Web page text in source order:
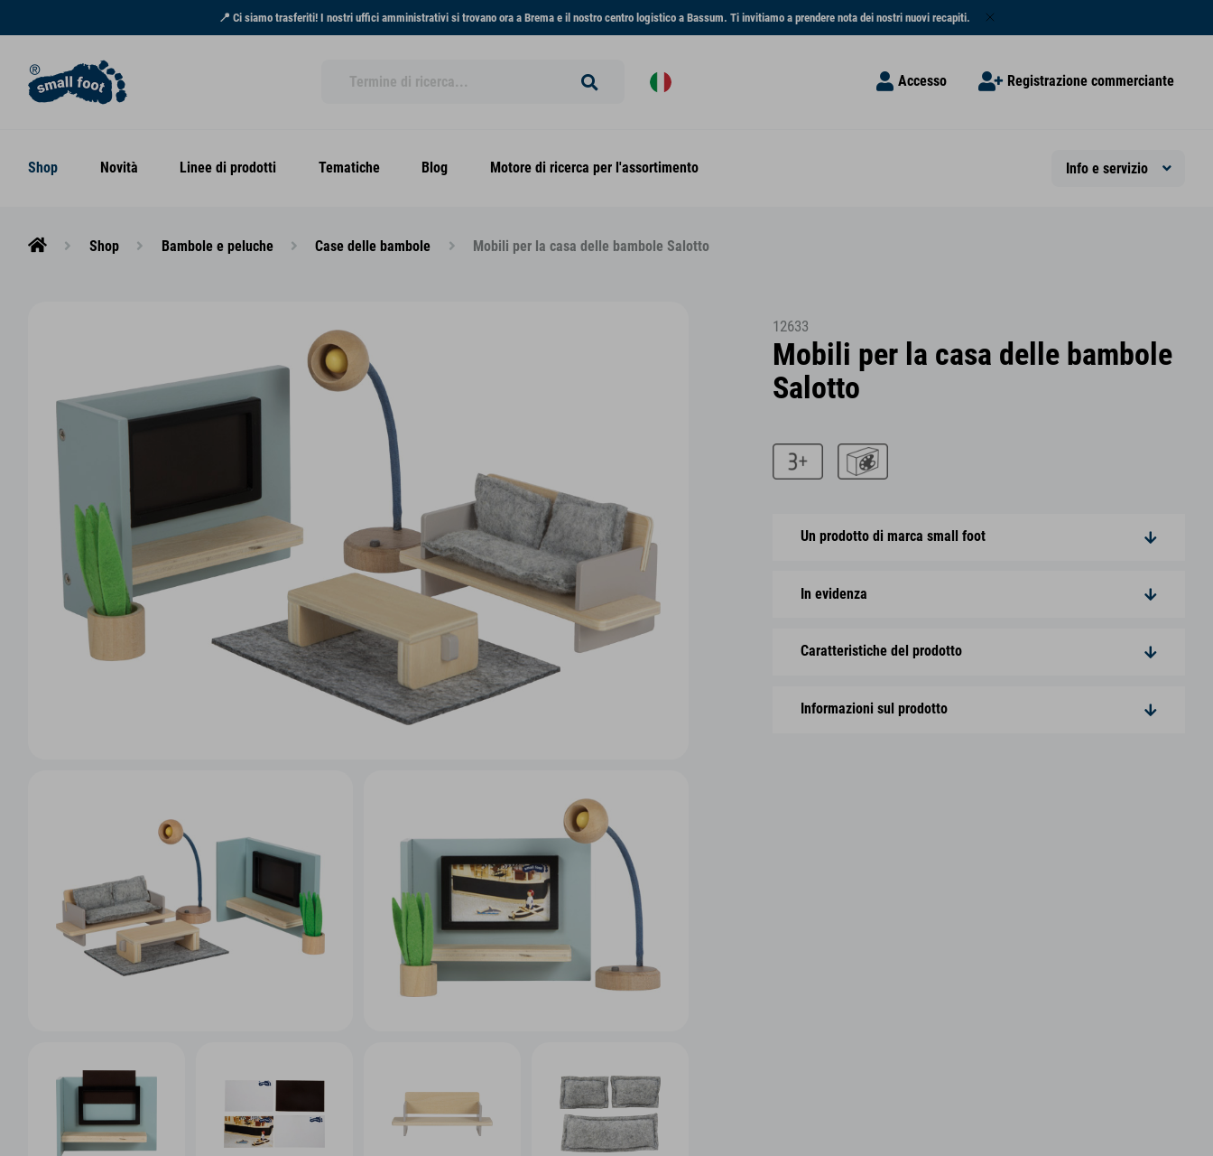
📍 Ci siamo trasferiti! I nostri uffici amministrativi si trovano ora a Brema e il nostro centro logistico a Bassum. Ti invitiamo a prendere nota dei nostri nuovi recapiti.
Accesso Registrazione commerciante
Shop Novità Linee di prodotti Tematiche Blog Motore di ricerca per l'assortimento Info e servizio
Shop Bambole e peluche Case delle bambole Mobili per la casa delle bambole Salotto
12633
Mobili per la casa delle bambole
Salotto
Un prodotto di marca small foot
In evidenza
Caratteristiche del prodotto
Informazioni sul prodotto